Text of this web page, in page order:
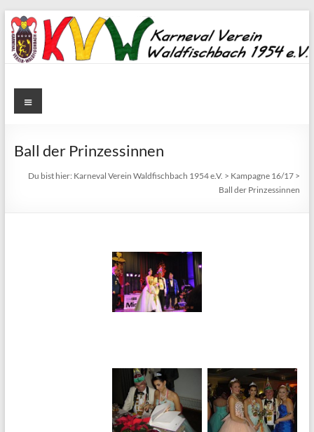
Zum
Inhalt
springen
Karneval
Waldfischbach
1954
Menü
Ball der Prinzessinnen
Du bist hier: Karneval Verein Waldfischbach 1954 e.V. > Kampagne 16/17 >
Ball der Prinzessinnen